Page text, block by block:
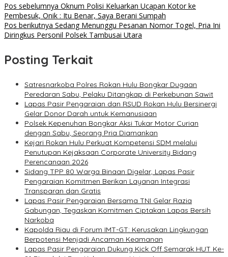
Navigasi
pos
Pos sebelumnya Oknum Polisi Keluarkan Ucapan Kotor ke
Pembesuk, Onik : Itu Benar, Saya Berani Sumpah
Pos berikutnya Sedang Menunggu Pesanan Nomor Togel, Pria Ini
Diringkus Personil Polsek Tambusai Utara
Posting Terkait
Satresnarkoba Polres Rokan Hulu Bongkar Dugaan
Peredaran Sabu, Pelaku Ditangkap di Perkebunan Sawit
Lapas Pasir Pengaraian dan RSUD Rokan Hulu Bersinergi
Gelar Donor Darah untuk Kemanusiaan
Polsek Kepenuhan Bongkar Aksi Tukar Motor Curian
dengan Sabu, Seorang Pria Diamankan
Kejari Rokan Hulu Perkuat Kompetensi SDM melalui
Penutupan Kejaksaan Corporate University Bidang
Perencanaan 2026
Sidang TPP 80 Warga Binaan Digelar, Lapas Pasir
Pengaraian Komitmen Berikan Layanan Integrasi
Transparan dan Gratis
Lapas Pasir Pengaraian Bersama TNI Gelar Razia
Gabungan, Tegaskan Komitmen Ciptakan Lapas Bersih
Narkoba
Kapolda Riau di Forum IMT-GT: Kerusakan Lingkungan
Berpotensi Menjadi Ancaman Keamanan
Lapas Pasir Pengaraian Dukung Kick Off Semarak HUT Ke-